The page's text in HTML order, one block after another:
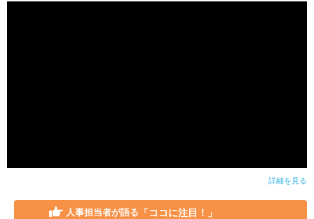
詳細を見る
人事担当者が語る 「ココに注目！」